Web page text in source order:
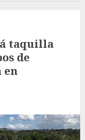
taquilla
de
en